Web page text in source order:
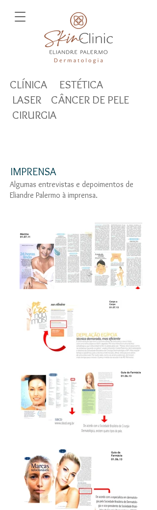
CLÍNICA ESTÉTICA
LASER CÂNCER DE PELE
CIRURGIA
IMPRENSA
Algumas entrevistas e depoimentos de
Eliandre Palermo à imprensa.